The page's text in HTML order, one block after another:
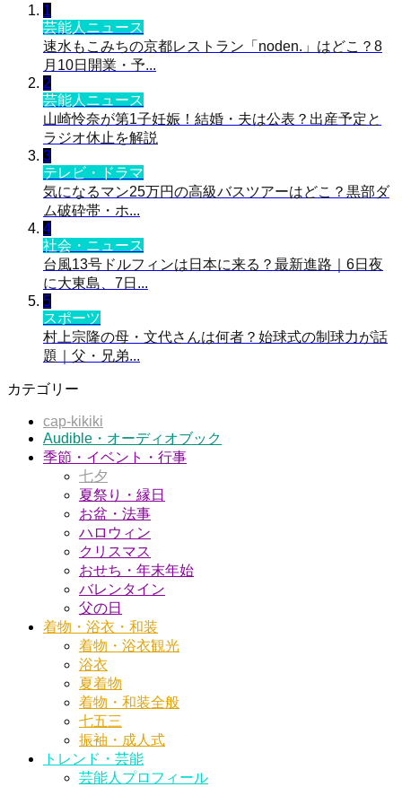
1
芸能人ニュース
速水もこみちの京都レストラン「noden.」はどこ？8
月10日開業・予...
2
芸能人ニュース
山崎怜奈が第1子妊娠！結婚・夫は公表？出産予定と
ラジオ休止を解説
3
テレビ・ドラマ
気になるマン25万円の高級バスツアーはどこ？黒部ダ
ム破砕帯・ホ...
4
社会・ニュース
台風13号ドルフィンは日本に来る？最新進路｜6日夜
に大東島、7日...
5
スポーツ
村上宗隆の母・文代さんは何者？始球式の制球力が話
題｜父・兄弟...
カテゴリー
cap-kikiki
Audible・オーディオブック
季節・イベント・行事
七夕
夏祭り・縁日
お盆・法事
ハロウィン
クリスマス
おせち・年末年始
バレンタイン
父の日
着物・浴衣・和装
着物・浴衣観光
浴衣
夏着物
着物・和装全般
七五三
振袖・成人式
トレンド・芸能
芸能人プロフィール